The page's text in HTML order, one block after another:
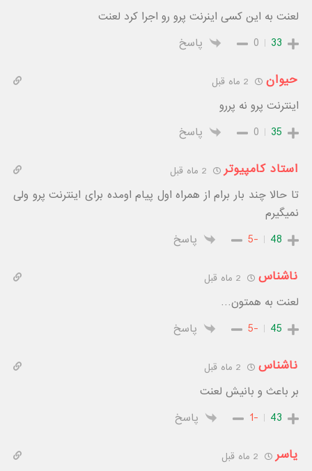
لعنت به این کسی اینرنت پرو رو اجرا کرد لعنت
33
0 پاسخ
حیوان
اینترنت پرو نه پررو
35
0 پاسخ
استاد کامپیوتر
تا حالا چند بار برام از همراه اول پیام اومده برای اینترنت پرو ولی
نمیگیرم
48
-5 پاسخ
ناشناس
لعنت به همتون…
45
-5 پاسخ
ناشناس
بر باعث و بانیش لعنت
43
-1 پاسخ
یاسر